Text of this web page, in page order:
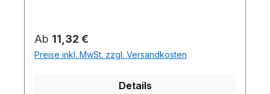
Regulärer Preis:
Ab 11,32 €
Preise inkl. MwSt. zzgl. Versandkosten
Details